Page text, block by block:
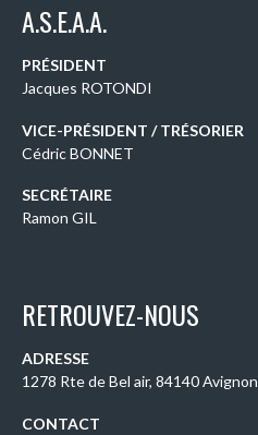
A.S.E.A.A.
PRÉSIDENT
Jacques ROTONDI
VICE-PRÉSIDENT / TRÉSORIER
Cédric BONNET
SECRÉTAIRE
Ramon GIL
RETROUVEZ-NOUS
ADRESSE
1278 Rte de Bel air, 84140 Avignon
CONTACT